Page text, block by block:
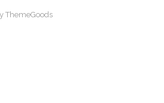
ThemeGoods